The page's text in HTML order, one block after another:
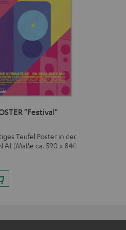
"Festival"
Teufel Poster in der
A1 (Maße ca. 590 x 840